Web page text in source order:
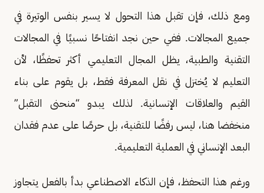
ومع ذلك، فإن تقبل هذا التحول لا يسير بنفس الوتيرة في
جميع المجالات. ففي حين نجد انفتاحًا نسبيًا في المجالات
التقنية والطبية، يظل المجال التعليمي أكثر تحفظًا، لأن
التعليم لا يُختزل في نقل المعرفة فقط، بل يقوم على بناء
القيم والعلاقات الإنسانية. لذلك يبدو “منحنى التقبل”
منخفضا هنا، ليس رفضًا للتقنية، بل حرصًا على عدم فقدان
البعد الإنساني في العملية التعليمية.
ورغم هذا التحفظ، فإن الذكاء الاصطناعي بدأ بالفعل يتجاوز